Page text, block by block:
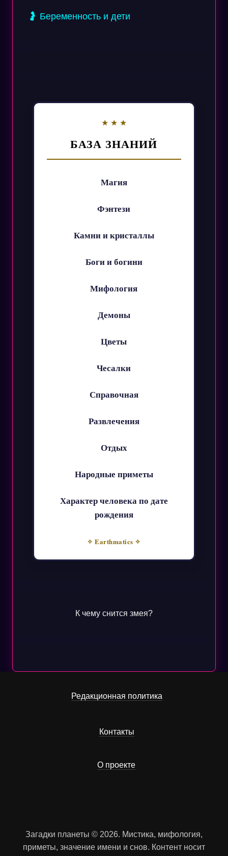
🤰 Беременность и дети
БАЗА ЗНАНИЙ
Магия
Фэнтези
Камни и кристаллы
Боги и богини
Мифология
Демоны
Цветы
Чесалки
Справочная
Развлечения
Отдых
Народные приметы
Характер человека по дате
рождения
✧ Earthmatics ✧
К чему снится змея?
Редакционная политика
Контакты
О проекте
Загадки планеты © 2026. Мистика, мифология,
приметы, значение имени и снов. Контент носит